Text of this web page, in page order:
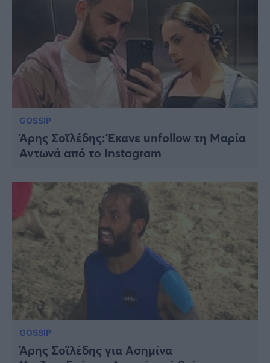
GOSSIP
Άρης Σοϊλέδης: Έκανε unfollow τη Μαρία
Αντωνά από το Instagram
GOSSIP
Άρης Σοϊλέδης για Ασημίνα